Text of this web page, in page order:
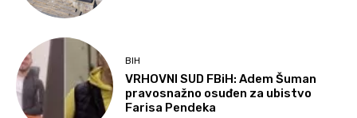
BIH
VRHOVNI SUD FBiH: Adem Šuman
pravosnažno osuđen za ubistvo
Farisa Pendeka